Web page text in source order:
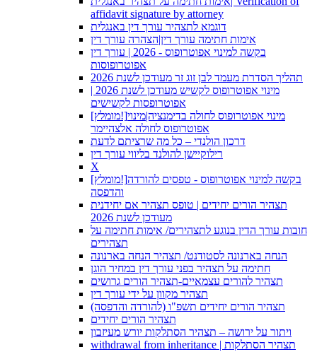
affidavit signature by attorney
דוגמא לתצהיר עורך דין באנגלית
אימות חתימה עורך דין|הצהרה עורך דין
בקשה למינוי אפוטרופוס - 2026 | עורך דין
אפוטרופוסות
תהליך הסדרת מעמד לבן זוג זר מעודכן לשנת 2026
מינוי אפוטרופוס לקשיש מעודכן לשנת 2026 |
אפוטרופסות לקשישים
[מומלץ!]מינוי אפוטרופוס לחולה בדימנציה|מינוי
אפוטרופוס לחולה אלצהיימר
דרכון הולנדי – כל מה שרציתם לדעת
רילוקיישן להולנד בליווי עורך דין
X
[מומלץ!]בקשה למינוי אפוטרופוס - טפסים להורדה
והדפסה
תצהיר הורים יחידים | טופס תצהיר אם יחידנית
מעודכן לשנת 2026
חובות עורך הדין בנוגע לתצהירים/ אימות חתימה על
תצהירים
הנחה בארנונה לסטודנט/ תצהיר הנחה בארנונה
חתימה על תצהיר בפני עורך דין במחיר הוגן
תצהיר להורים עצמאיים-תצהיר הורים גרושים
תצהיר מקוון על ידי עורך דין
תצהיר הורים יחידים תשפ"ו (להורדה והדפסה)
תצהיר הורים יחידים
ויתור על ירושה – תצהיר הסתלקות יורש מעיזבון
withdrawal from inheritance | תצהיר הסתלקות